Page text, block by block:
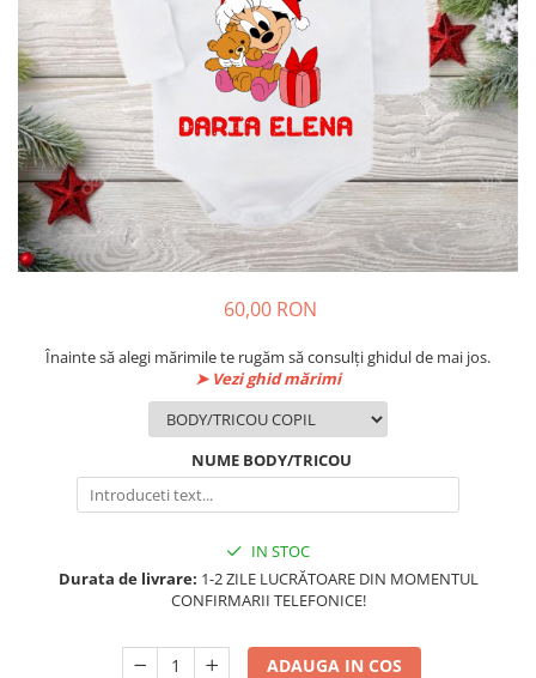
60,00 RON
Înainte să alegi mărimile te rugăm să consulți ghidul de mai jos.
➤ Vezi ghid mărimi
NUME BODY/TRICOU
IN STOC
Durata de livrare: 1-2 ZILE LUCRĂTOARE DIN MOMENTUL
CONFIRMARII TELEFONICE!
ADAUGA IN COS